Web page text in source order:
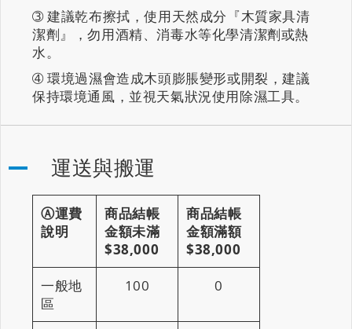
➂ 建議乾布擦拭，使用天然成分『木質家具清
潔劑』，勿用酒精、消毒水等化學清潔劑或熱
水。
➃ 環境過濕會造成木頭膨脹變形或開裂，建議
保持環境通風，並視天氣狀況使用除濕工具。
運送與搬運
Ⓐ運費
說明
商品結帳
金額未滿
$38,000
商品結帳
金額滿額
$38,000
一般地
區
100 0